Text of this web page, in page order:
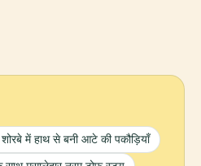
में हाथ से बनी आटे की पकौड़ियाँ